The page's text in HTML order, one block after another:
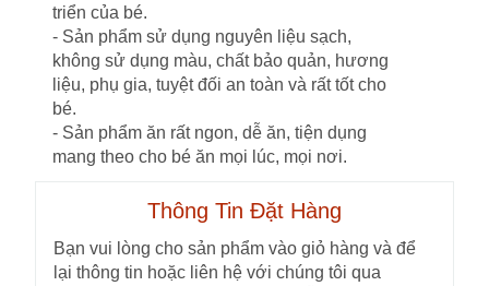
triển của bé.
- Sản phẩm sử dụng nguyên liệu sạch,
không sử dụng màu, chất bảo quản, hương
liệu, phụ gia, tuyệt đối an toàn và rất tốt cho
bé.
- Sản phẩm ăn rất ngon, dễ ăn, tiện dụng
mang theo cho bé ăn mọi lúc, mọi nơi.
Thông Tin Đặt Hàng
Bạn vui lòng cho sản phẩm vào giỏ hàng và để
lại thông tin hoặc liên hệ với chúng tôi qua